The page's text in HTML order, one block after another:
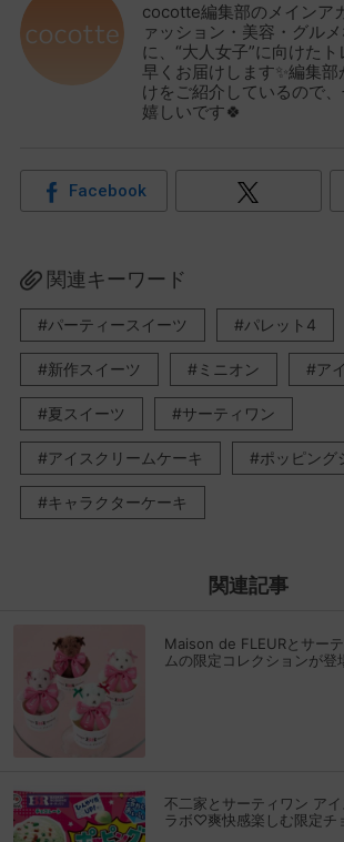
cocotte編集部のメインア
ァッション・美容・グル
に、“大人女子”に向けた
早くお届けします✨編集
けをご紹介しているので
嬉しいです🍀
Facebook
関連キーワード
パーティースイーツ パレット4
新作スイーツ ミニオン ア
夏スイーツ サーティワン
アイスクリームケーキ ポッピング
キャラクターケーキ
関連記事
Maison de FLEURとサー
ムの限定コレクションが登
不二家とサーティワン ア
ラボ♡爽快感楽しむ限定チ